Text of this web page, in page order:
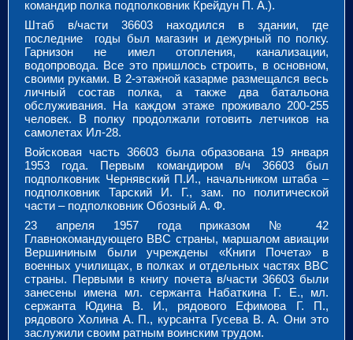
командир полка подполковник Крейдун П. А.).
Штаб в/части 36603 находился в здании, где
последние годы был магазин и дежурный по полку.
Гарнизон не имел отопления, канализации,
водопровода. Все это пришлось строить, в основном,
своими руками. В 2-этажной казарме размещался весь
личный состав полка, а также два батальона
обслуживания. На каждом этаже проживало 200-255
человек. В полку продолжали готовить летчиков на
самолетах Ил-28.
Войсковая часть 36603 была образована 19 января
1953 года. Первым командиром в/ч 36603 был
подполковник Чернявский П.И., начальником штаба –
подполковник Тарский И. Г., зам. по политической
части – подполковник Обозный А. Ф.
23 апреля 1957 года приказом № 42
Главнокомандующего ВВС страны, маршалом авиации
Вершининым были учреждены «Книги Почета» в
военных училищах, в полках и отдельных частях ВВС
страны. Первыми в книгу почета в/части 36603 были
занесены имена мл. сержанта Набаткина Г. Е., мл.
сержанта Юдина В. И., рядового Ефимова Г. П.,
рядового Холина А. П., курсанта Гусева В. А. Они это
заслужили своим ратным воинским трудом.